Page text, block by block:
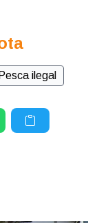
Pesca ilegal